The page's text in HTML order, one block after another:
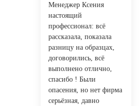
Менеджер Ксения
настоящий
профессионал: всё
рассказала, показала
разницу на образцах,
договорились, всё
выполнено отлично,
спасибо ! Были
опасения, но нет фирма
серьёзная, давно